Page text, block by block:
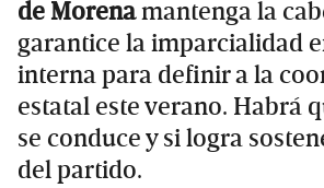
de Morenamantenga la
garantice la imparcialidad
interna para definir a la
estatal este verano. Habrá
se conduce y si logra
del partido.